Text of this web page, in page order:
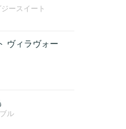
ースイート
ヴィラヴォー
ル